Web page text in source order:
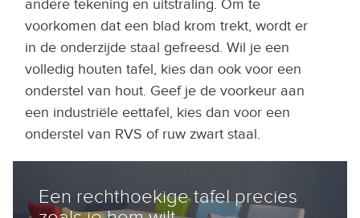
andere tekening en uitstraling. Om te
voorkomen dat een blad krom trekt, wordt er
in de onderzijde staal gefreesd. Wil je een
volledig houten tafel, kies dan ook voor een
onderstel van hout. Geef je de voorkeur aan
een industriële eettafel, kies dan voor een
onderstel van RVS of ruw zwart staal.
Een rechthoekige tafel precies